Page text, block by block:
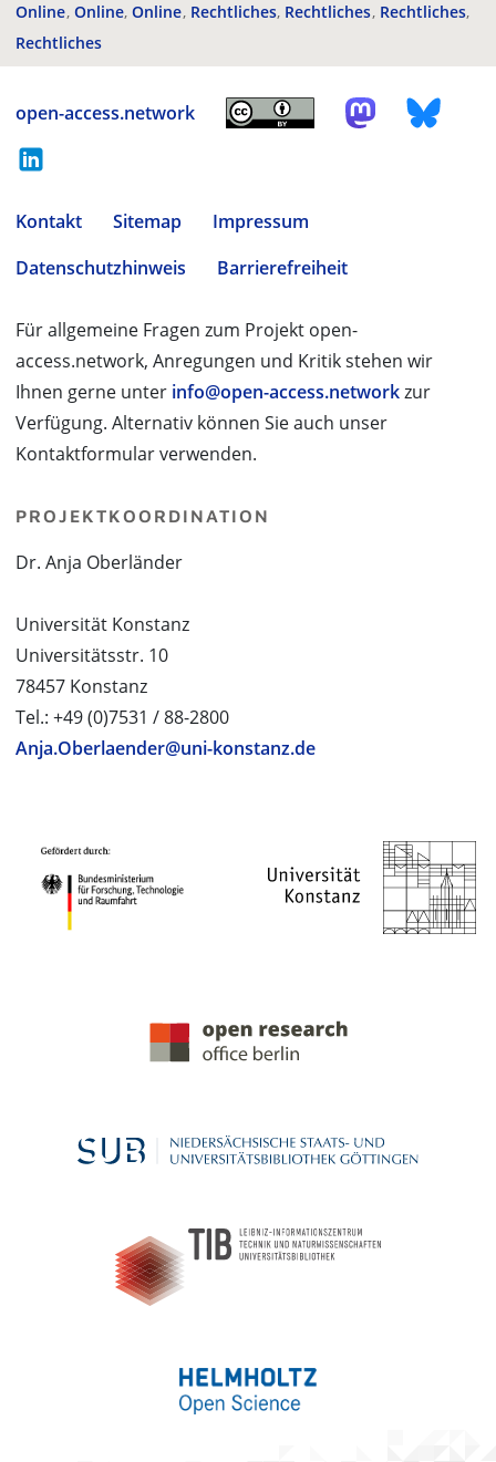
Online Online Online Rechtliches Rechtliches Rechtliches
Rechtliches
open-access.network
Kontakt Sitemap
Impressum
Datenschutzhinweis
Barrierefreiheit
Für allgemeine Fragen zum Projekt open-
access.network, Anregungen und Kritik stehen wir
Ihnen gerne unter info@open-access.networkzur
Verfügung. Alternativ können Sie auch unser
Kontaktformular verwenden.
PROJEKTKOORDINATION
Dr. Anja Oberländer
Universität Konstanz
Universitätsstr. 10
78457 Konstanz
Tel.: +49 (0)7531 / 88-2800
Anja.Oberlaender@uni-konstanz.de